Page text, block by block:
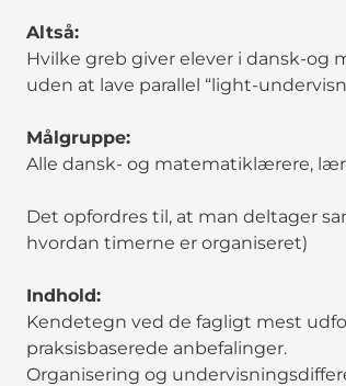
Altså:
Hvilke greb giver elever i dansk-
uden at lave parallel “light-
Målgruppe:
Alle dansk- og matematiklærere,
Det opfordres til, at man deltager
hvordan timerne er organiseret)
Indhold:
Kendetegn ved de fagligt mest
praksisbaserede anbefalinger.
Organisering og